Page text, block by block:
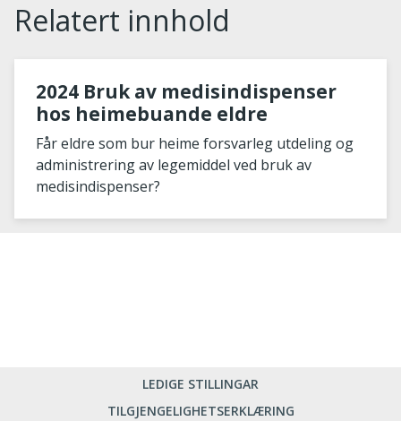
Relatert innhold
2024 Bruk av medisindispenser
hos heimebuande eldre
Får eldre som bur heime forsvarleg utdeling og
administrering av legemiddel ved bruk av
medisindispenser?
LEDIGE STILLINGAR
TILGJENGELIGHETSERKLÆRING